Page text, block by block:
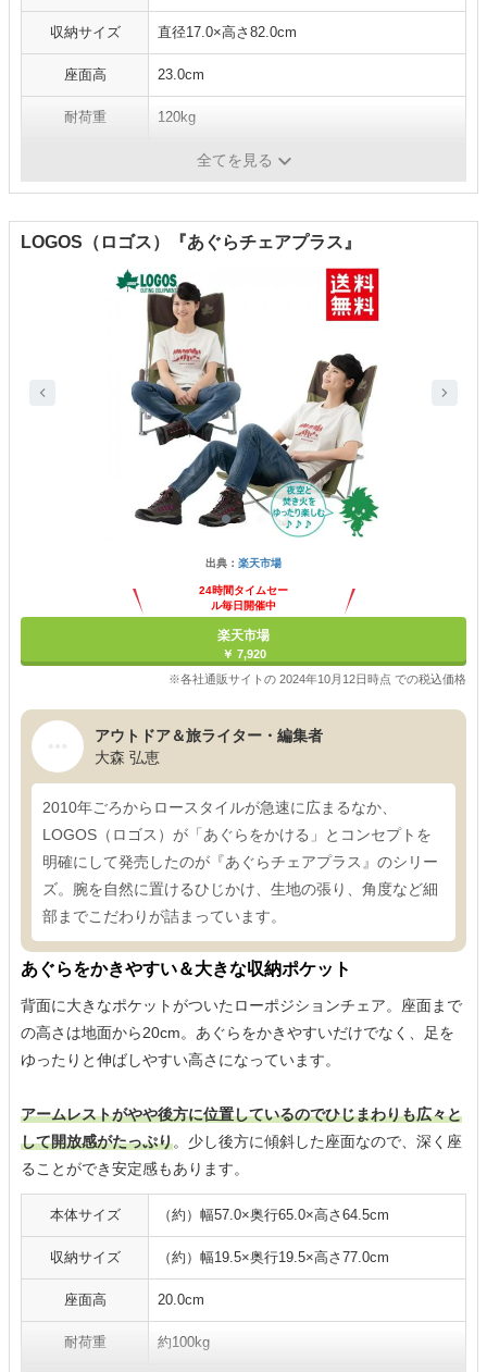
収納サイズ 直径17.0×高さ82.0cm
座面高 23.0cm
耐荷重 120kg
全てを見る
LOGOS（ロゴス）『あぐらチェアプラス』
出典： 楽天市場
24時間タイムセー
ル毎日開催中
楽天市場
￥ 7,920
※各社通販サイトの 2024年10月12日時点 での税込価格
アウトドア＆旅ライター・編集者
大森 弘恵
2010年ごろからロースタイルが急速に広まるなか、
LOGOS（ロゴス）が「あぐらをかける」とコンセプトを
明確にして発売したのが『あぐらチェアプラス』のシリー
ズ。腕を自然に置けるひじかけ、生地の張り、角度など細
部までこだわりが詰まっています。
あぐらをかきやすい＆大きな収納ポケット
背面に大きなポケットがついたローポジションチェア。座面まで
の高さは地面から20cm。あぐらをかきやすいだけでなく、足を
ゆったりと伸ばしやすい高さになっています。
アームレストがやや後方に位置しているのでひじまわりも広々と
して開放感がたっぷり。少し後方に傾斜した座面なので、深く座
ることができ安定感もあります。
本体サイズ （約）幅57.0×奥行65.0×高さ64.5cm
収納サイズ （約）幅19.5×奥行19.5×高さ77.0cm
座面高 20.0cm
耐荷重 約100kg